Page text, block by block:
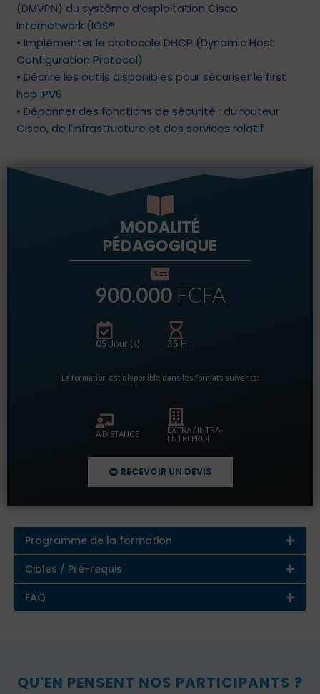
(DMVPN) du système d’exploitation Cisco
Internetwork (IOS®
• Implémenter le protocole DHCP (Dynamic Host
Configuration Protocol)
• Décrire les outils disponibles pour sécuriser le first
hop IPV6
• Dépanner des fonctions de sécurité : du routeur
Cisco, de l’infrastructure et des services relatif
MODALITÉ
PÉDAGOGIQUE
900.000 FCFA
05 Jour (s) 35 H
La formation est disponible dans les formats suivants:
A DISTANCE
EXTRA / INTRA-
ENTREPRISE
RECEVOIR UN DEVIS
Programme de la formation
Cibles / Pré-requis
FAQ
QU'EN PENSENT NOS PARTICIPANTS ?